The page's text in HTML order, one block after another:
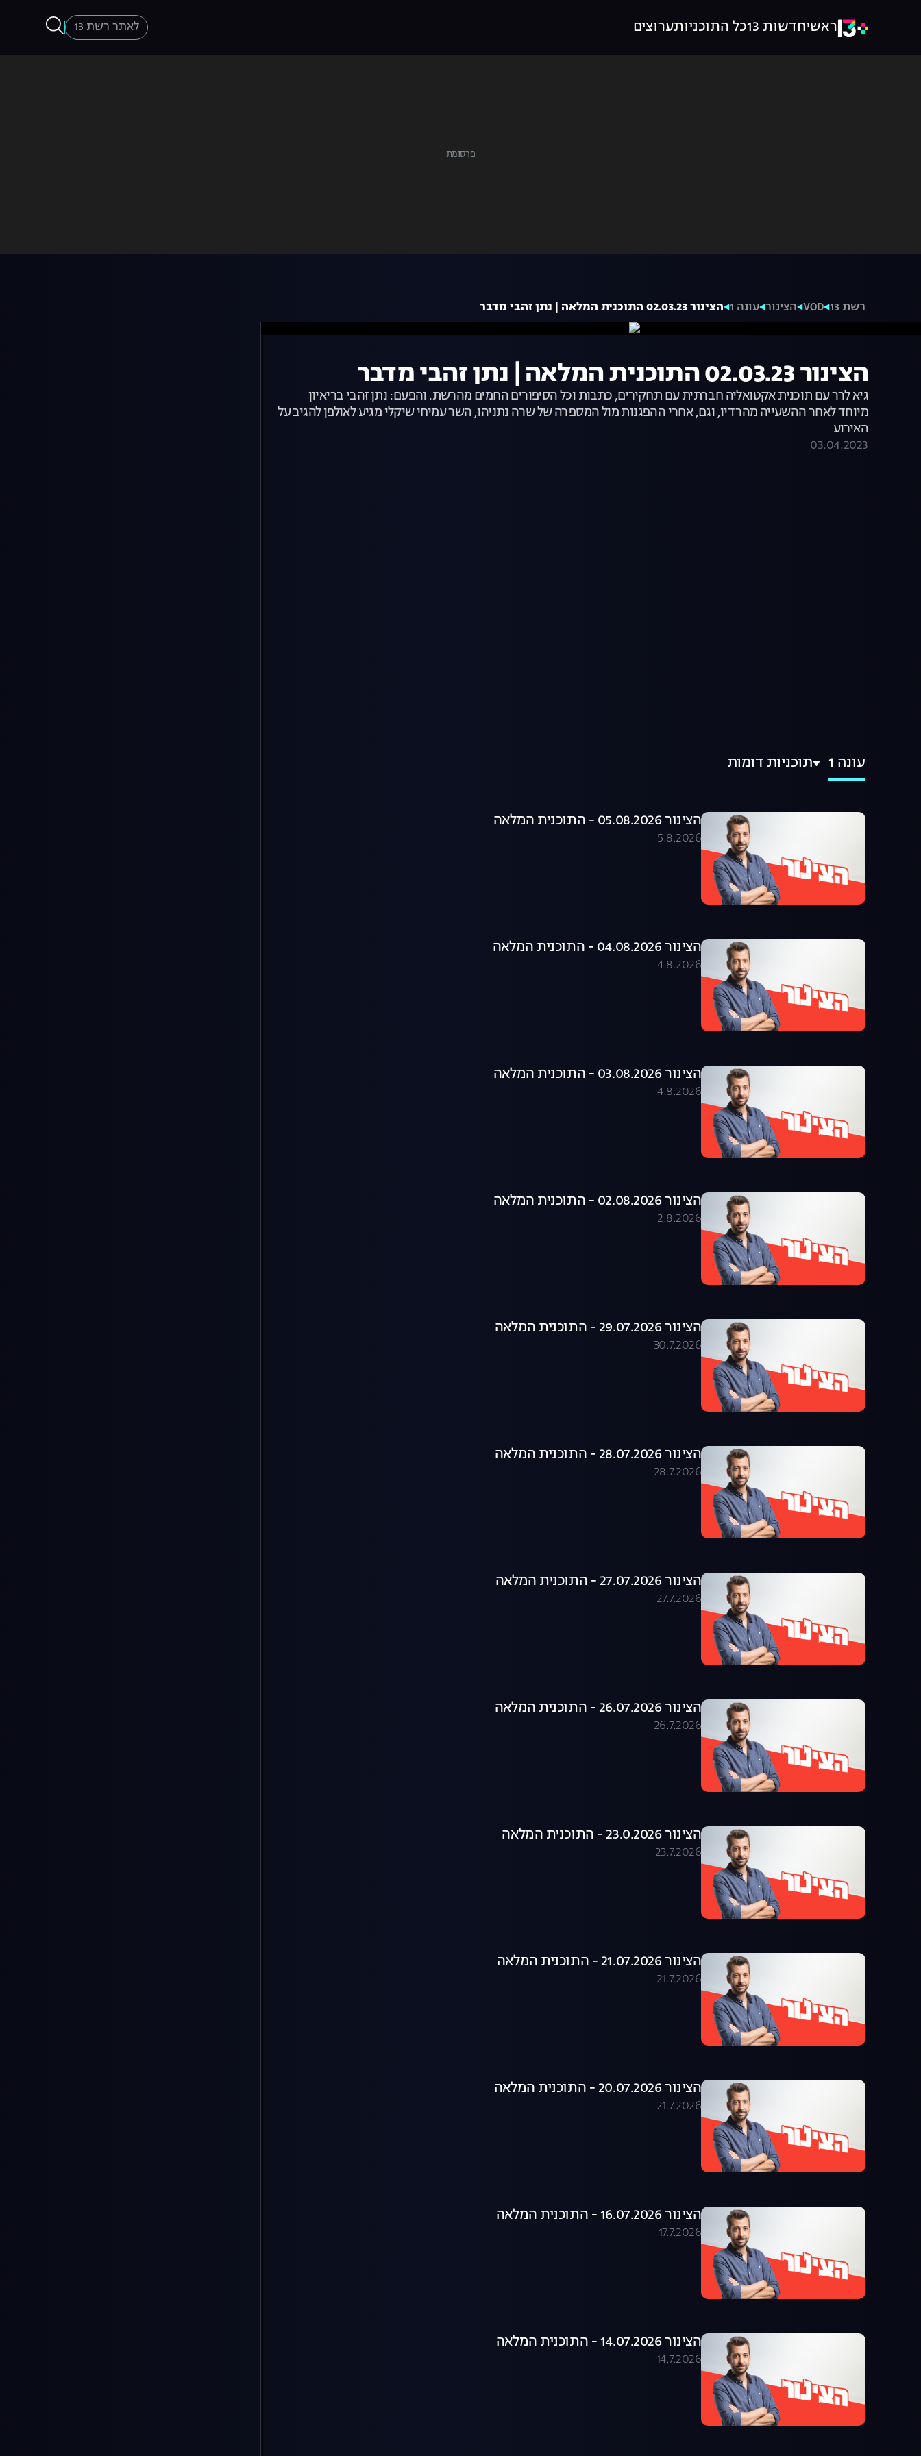
ראשיחדשות 13 כל התוכניותערוצים לאתר רשת 13
רשת 13 VOD הצינור עונה 1 הצינור 02.03.23 התוכנית המלאה | נתן זהבי מדבר
הצינור 02.03.23 התוכנית המלאה | נתן זהבי מדבר
גיא לרר עם תוכנית אקטואליה חברתית עם תחקירים, כתבות וכל הסיפורים החמים מהרשת. והפעם: נתן זהבי בריאיון
מיוחד לאחר ההשעייה מהרדיו, וגם, אחרי ההפגנות מול המספרה של שרה נתניהו, השר עמיחי שיקלי מגיע לאולפן להגיב על
האירוע
03.04.2023
עונה 1 תוכניות דומות
הצינור 05.08.2026 - התוכנית המלאה
5.8.2026
הצינור 04.08.2026 - התוכנית המלאה
4.8.2026
הצינור 03.08.2026 - התוכנית המלאה
4.8.2026
הצינור 02.08.2026 - התוכנית המלאה
2.8.2026
הצינור 29.07.2026 - התוכנית המלאה
30.7.2026
הצינור 28.07.2026 - התוכנית המלאה
28.7.2026
הצינור 27.07.2026 - התוכנית המלאה
27.7.2026
הצינור 26.07.2026 - התוכנית המלאה
26.7.2026
הצינור 23.0.2026 - התוכנית המלאה
23.7.2026
הצינור 21.07.2026 - התוכנית המלאה
21.7.2026
הצינור 20.07.2026 - התוכנית המלאה
21.7.2026
הצינור 16.07.2026 - התוכנית המלאה
17.7.2026
הצינור 14.07.2026 - התוכנית המלאה
14.7.2026